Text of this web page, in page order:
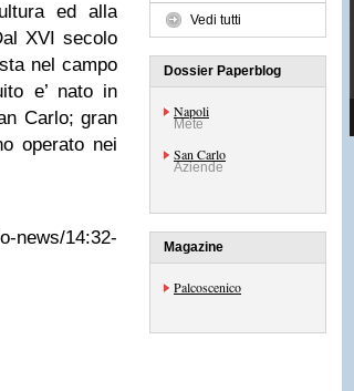
ed alla
XVI secolo
nel campo
e’ nato in
Carlo; gran
operato nei
news/14:32-
Vedi tutti
Dossier Paperblog
Napoli
Mete
San Carlo
Aziende
Magazine
Palcoscenico